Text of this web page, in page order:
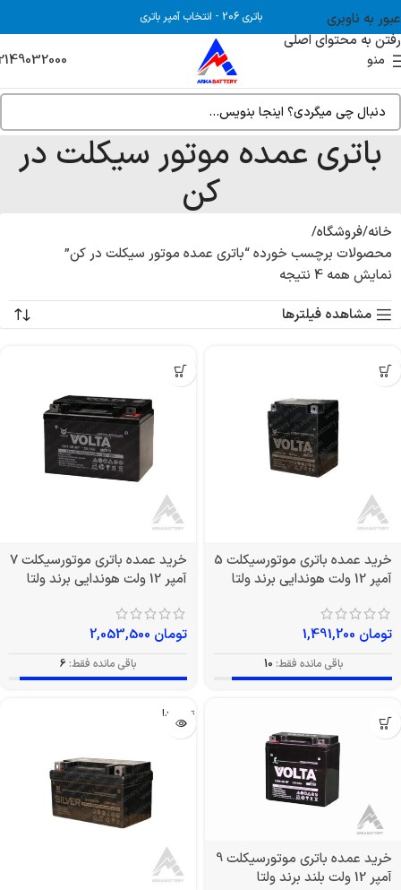
عبور به ناوبری
رفتن به محتوای اصلی
باتری 206 - انتخاب آمپر باتری
منو
باتری عمده موتور سیکلت در
کن
خانه فروشگاه
محصولات برچسب خورده “باتری عمده موتور سیکلت در کن”
نمایش همه 4 نتیجه
مشاهده فیلترها
خرید عمده باتری موتورسیکلت 5
آمپر 12 ولت هوندایی برند ولتا
تومان
باقی مانده فقط: 10
خرید عمده باتری موتورسیکلت 7
آمپر 12 ولت هوندایی برند ولتا
تومان
باقی مانده فقط: 6
خرید عمده باتری موتورسیکلت 9
آمپر 12 ولت بلند برند ولتا
تمام شد!